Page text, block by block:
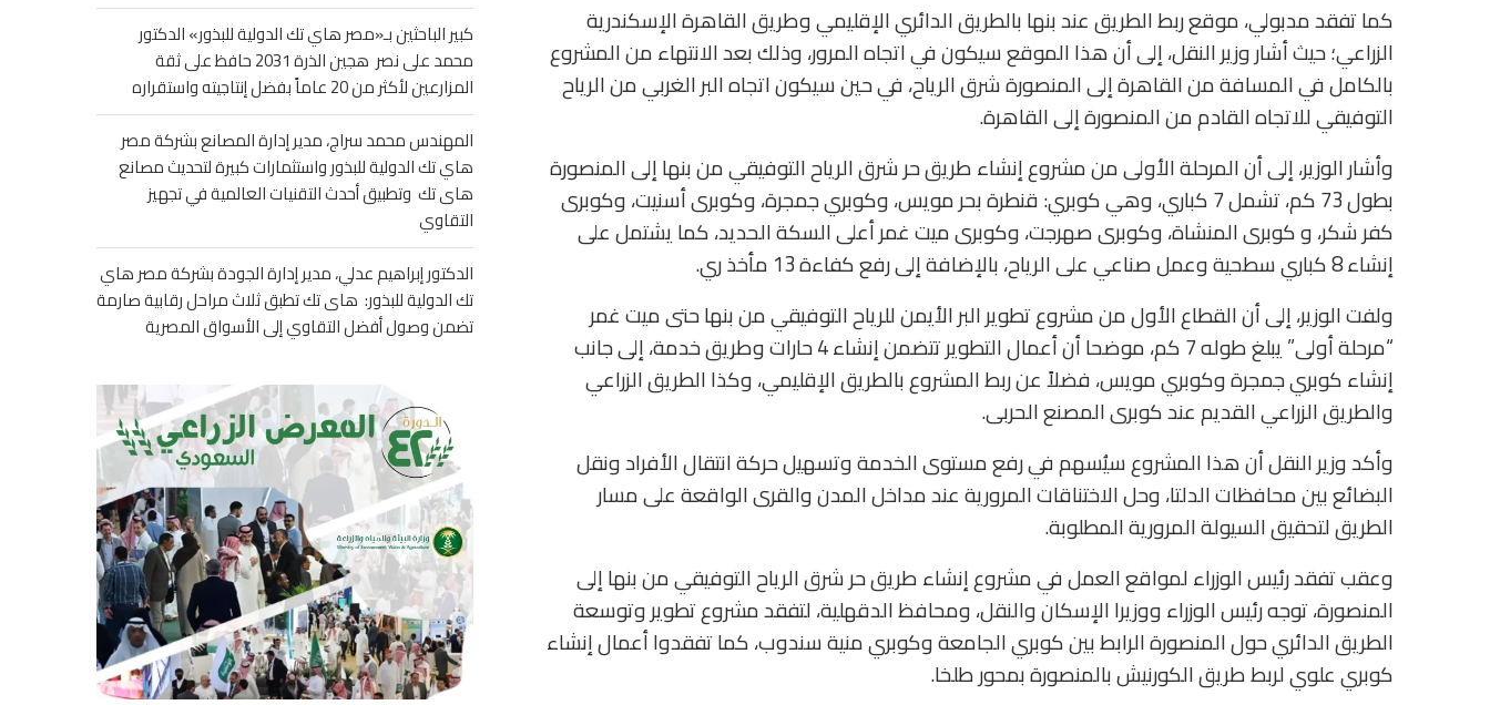
كما تفقد مدبولي، موقع ربط الطريق عند بنها بالطريق الدائري الإقليمي وطريق القاهرة الإسكندرية
الزراعي؛ حيث أشار وزير النقل، إلى أن هذا الموقع سيكون في اتجاه المرور، وذلك بعد الانتهاء من المشروع
بالكامل في المسافة من القاهرة إلى المنصورة شرق الرياح، في حين سيكون اتجاه البر الغربي من الرياح
التوفيقي للاتجاه القادم من المنصورة إلى القاهرة.
وأشار الوزير، إلى أن المرحلة الأولى من مشروع إنشاء طريق حر شرق الرياح التوفيقي من بنها إلى المنصورة
بطول 73 كم، تشمل 7 كباري، وهي كوبري: قنطرة بحر مويس، وكوبري جمجرة، وكوبرى أسنيت، وكوبرى
كفر شكر، و كوبرى المنشاة، وكوبرى صهرجت، وكوبرى ميت غمر أعلى السكة الحديد، كما يشتمل على
إنشاء 8 كباري سطحية وعمل صناعي على الرياح، بالإضافة إلى رفع كفاءة 13 مأخذ ري.
ولفت الوزير، إلى أن القطاع الأول من مشروع تطوير البر الأيمن للرياح التوفيقي من بنها حتى ميت غمر
“مرحلة أولى” يبلغ طوله 7 كم، موضحا أن أعمال التطوير تتضمن إنشاء 4 حارات وطريق خدمة، إلى جانب
إنشاء كوبري جمجرة وكوبري مويس، فضلاً عن ربط المشروع بالطريق الإقليمي، وكذا الطريق الزراعي
والطريق الزراعي القديم عند كوبرى المصنع الحربى.
وأكد وزير النقل أن هذا المشروع سيُسهم في رفع مستوى الخدمة وتسهيل حركة انتقال الأفراد ونقل
البضائع بين محافظات الدلتا، وحل الاختناقات المرورية عند مداخل المدن والقرى الواقعة على مسار
الطريق لتحقيق السيولة المرورية المطلوبة.
وعقب تفقد رئيس الوزراء لمواقع العمل في مشروع إنشاء طريق حر شرق الرياح التوفيقي من بنها إلى
المنصورة، توجه رئيس الوزراء ووزيرا الإسكان والنقل، ومحافظ الدقهلية، لتفقد مشروع تطوير وتوسعة
الطريق الدائري حول المنصورة الرابط بين كوبري الجامعة وكوبري منية سندوب، كما تفقدوا أعمال إنشاء
كوبري علوي لربط طريق الكورنيش بالمنصورة بمحور طلخا.
كبير الباحثين بـ«مصر هاي تك الدولية للبذور» الدكتور
محمد على نصر هجين الذرة 2031 حافظ على ثقة
المزارعين لأكثر من 20 عاماً بفضل إنتاجيته واستقراره
المهندس محمد سراج، مدير إدارة المصانع بشركة مصر
هاي تك الدولية للبذور واستثمارات كبيرة لتحديث مصانع
هاى تك وتطبيق أحدث التقنيات العالمية في تجهيز
التقاوي
الدكتور إبراهيم عدلي، مدير إدارة الجودة بشركة مصر هاي
تك الدولية للبذور: هاى تك تطبق ثلاث مراحل رقابية صارمة
تضمن وصول أفضل التقاوي إلى الأسواق المصرية